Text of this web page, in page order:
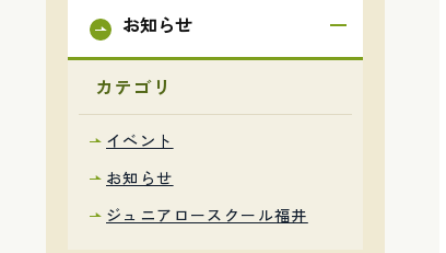
お知らせ
カテゴリ
イベント
お知らせ
ジュニアロースクール福井